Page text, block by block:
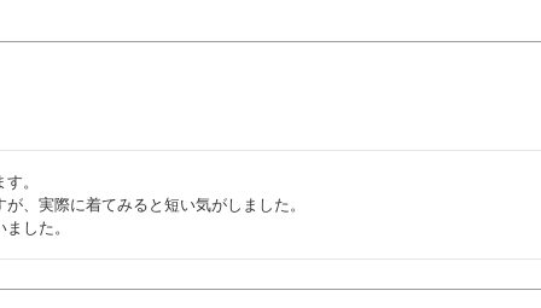
。
、実際に着てみると短い気がしました。
した。